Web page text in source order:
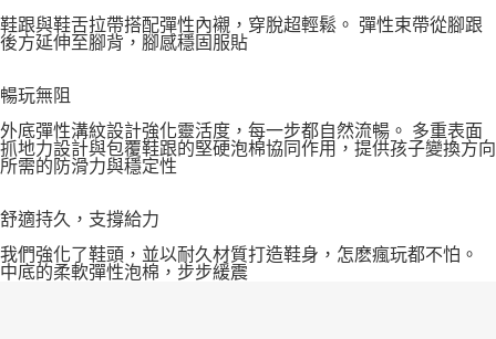
鞋跟與鞋舌拉帶搭配彈性內襯，穿脫超輕鬆。 彈性束帶從腳跟
後方延伸至腳背，腳感穩固服貼
暢玩無阻
外底彈性溝紋設計強化靈活度，每一步都自然流暢。 多重表面
抓地力設計與包覆鞋跟的堅硬泡棉協同作用，提供孩子變換方向
所需的防滑力與穩定性
舒適持久，支撐給力
我們強化了鞋頭，並以耐久材質打造鞋身，怎麽瘋玩都不怕。
中底的柔軟彈性泡棉，步步緩震